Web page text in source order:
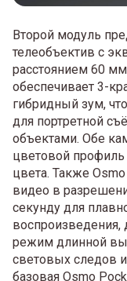
Второй модуль
телеобъектив с
расстоянием 60
обеспечивает 3-
гибридный зум,
для портретной
объектами. Обе
цветовой профиль
цвета. Также
видео в
секунду для
воспроизведения,
режим длинной
световых следов
базовая Osmo